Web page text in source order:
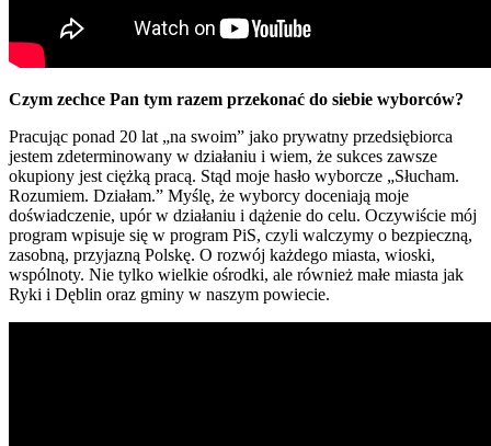
Czym zechce Pan tym razem przekonać do siebie wyborców?
Pracując ponad 20 lat „na swoim” jako prywatny przedsiębiorca
jestem zdeterminowany w działaniu i wiem, że sukces zawsze
okupiony jest ciężką pracą. Stąd moje hasło wyborcze „Słucham.
Rozumiem. Działam.” Myślę, że wyborcy doceniają moje
doświadczenie, upór w działaniu i dążenie do celu. Oczywiście mój
program wpisuje się w program PiS, czyli walczymy o bezpieczną,
zasobną, przyjazną Polskę. O rozwój każdego miasta, wioski,
wspólnoty. Nie tylko wielkie ośrodki, ale również małe miasta jak
Ryki i Dęblin oraz gminy w naszym powiecie.